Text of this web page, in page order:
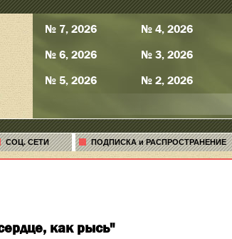
№ 7, 2026
№ 6, 2026
№ 5, 2026
№ 4, 2026
№ 3, 2026
№ 2, 2026
СОЦ. СЕТИ ПОДПИСКА и РАСПРОСТРАНЕНИЕ
как рысь"